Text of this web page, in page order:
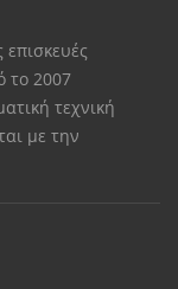
το 2007
τεχνική
με την